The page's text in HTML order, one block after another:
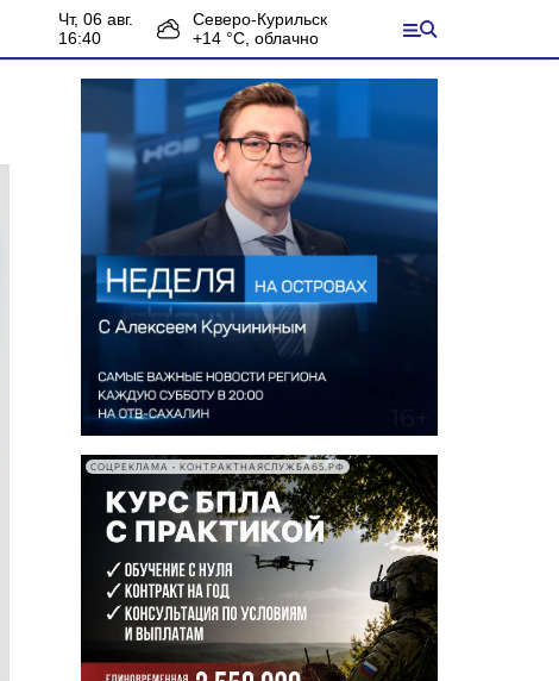
чт, 06 авг.
16:40
Северо-Курильск
+14 °С, облачно
СОЦРЕКЛАМА • КОНТРАКТНАЯСЛУЖБА65.РФ